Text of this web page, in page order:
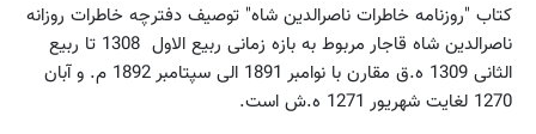
کتاب "روزنامه خاطرات ناصرالدین شاه" توصیف دفترچه خاطرات روزانه
ناصرالدین شاه قاجار مربوط به بازه زمانی ربیع الاول 1308 تا ربیع
الثانی 1309 ه.ق مقارن با نوامبر 1891 الی سپتامبر 1892 م. و آبان
1270 لغایت شهریور 1271 ه.ش است.